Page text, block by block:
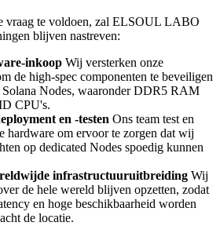
vraag te voldoen, zal ELSOUL LABO
blijven nastreven:
inkoop Wij versterken onze
de high-spec componenten te beveiligen
Nodes, waaronder DDR5 RAM
CPU's.
en -testen Ons team test en
hardware om ervoor te zorgen dat wij
op dedicated Nodes spoedig kunnen
infrastructuuruitbreiding Wij
de hele wereld blijven opzetten, zodat
en hoge beschikbaarheid worden
de locatie.